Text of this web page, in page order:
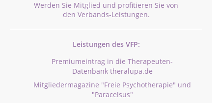
Werden Sie Mitglied und profitieren Sie von
den Verbands-Leistungen.
Leistungen des VFP:
Premiumeintrag in die Therapeuten-
Datenbank theralupa.de
Mitgliedermagazine "Freie Psychotherapie" und
"Paracelsus"